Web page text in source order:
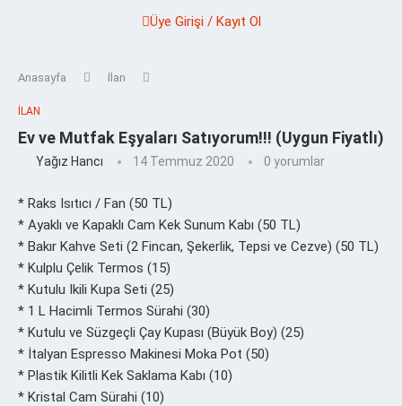
Üye Girişi / Kayıt Ol
Anasayfa İlan
İLAN
Ev ve Mutfak Eşyaları Satıyorum!!! (Uygun Fiyatlı)
Yağız Hancı 14 Temmuz 2020 0 yorumlar
* Raks Isıtıcı / Fan (50 TL)
* Ayaklı ve Kapaklı Cam Kek Sunum Kabı (50 TL)
* Bakır Kahve Seti (2 Fincan, Şekerlik, Tepsi ve Cezve) (50 TL)
* Kulplu Çelik Termos (15)
* Kutulu Ikili Kupa Seti (25)
* 1 L Hacimli Termos Sürahi (30)
* Kutulu ve Süzgeçli Çay Kupası (Büyük Boy) (25)
* İtalyan Espresso Makinesi Moka Pot (50)
* Plastik Kilitli Kek Saklama Kabı (10)
* Kristal Cam Sürahi (10)